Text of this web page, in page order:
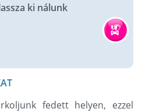
ki nálunk
fedett helyen, ezzel